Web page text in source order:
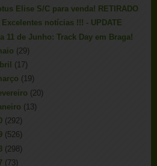
Elise S/C para venda! RETIRADO
Excelentes notícias !!! - UPDATE
11 de Junho: Track Day em Braga!
(29)
(17)
(19)
(20)
(13)
(292)
(526)
(298)
(73)